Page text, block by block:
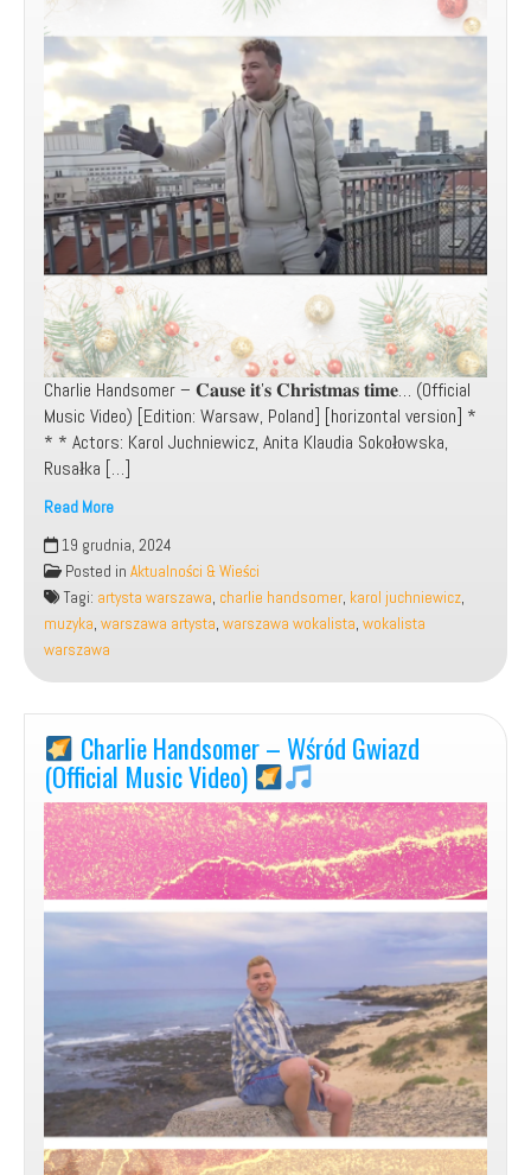
Charlie Handsomer – 𝐂𝐚𝐮𝐬𝐞 𝐢𝐭’𝐬 𝐂𝐡𝐫𝐢𝐬𝐭𝐦𝐚𝐬 𝐭𝐢𝐦𝐞… (Official
Music Video) [Edition: Warsaw, Poland] [horizontal version] *
* * Actors: Karol Juchniewicz, Anita Klaudia Sokołowska,
Rusałka […]
Read More
Charlie
Handsomer
–
Cause
it’s
Christmas
time
(Official
Music
Video)
[Poland]
19 grudnia, 2024
Posted in Aktualności & Wieści
Tagi: artysta warszawa, charlie handsomer, karol juchniewicz,
muzyka, warszawa artysta, warszawa wokalista, wokalista
warszawa
Charlie Handsomer – Wśród Gwiazd
(Official Music Video)